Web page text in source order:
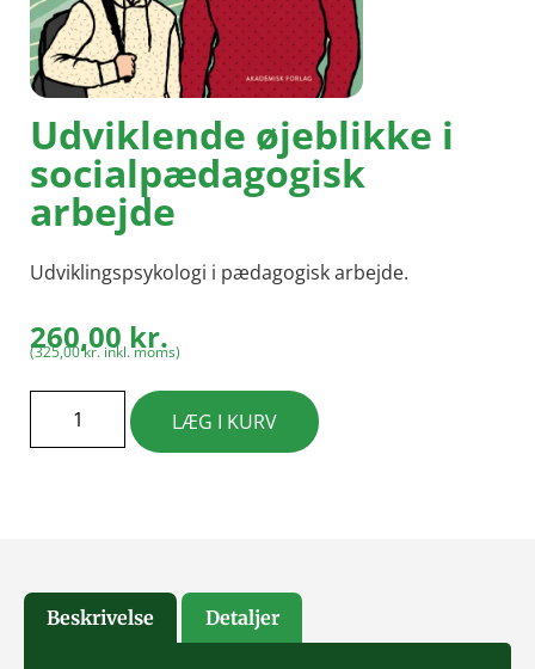
Udviklende øjeblikke i
socialpædagogisk
arbejde
Udviklingspsykologi i pædagogisk arbejde.
260,00kr.
(325,00kr.inkl. moms)
LÆG I KURV
Beskrivelse Detaljer